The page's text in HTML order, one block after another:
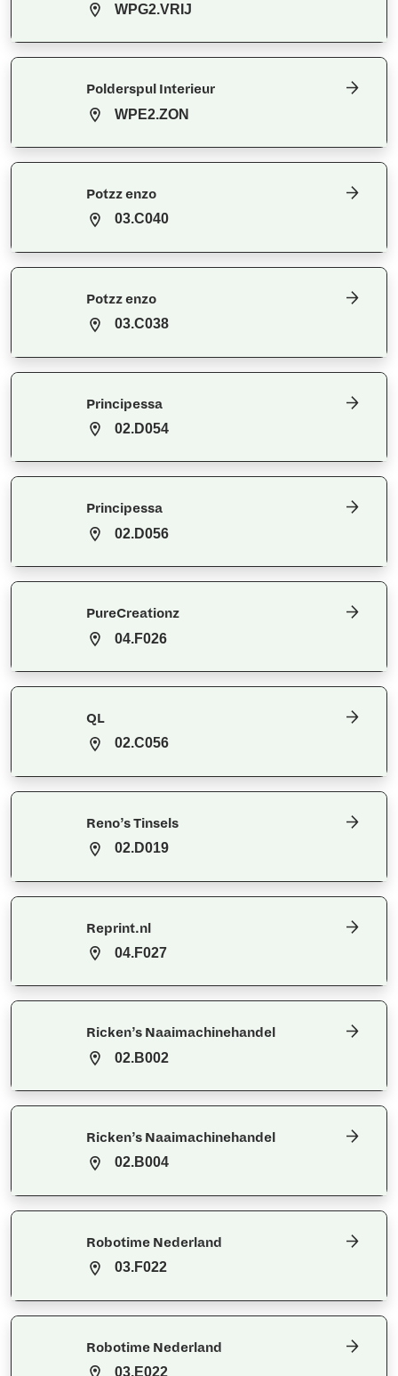
WPG2.VRIJ
Polderspul Interieur
WPE2.ZON
Potzz enzo
03.C040
Potzz enzo
03.C038
Principessa
02.D054
Principessa
02.D056
PureCreationz
04.F026
QL
02.C056
Reno’s Tinsels
02.D019
Reprint.nl
04.F027
Ricken’s Naaimachinehandel
02.B002
Ricken’s Naaimachinehandel
02.B004
Robotime Nederland
03.F022
Robotime Nederland
03.E022